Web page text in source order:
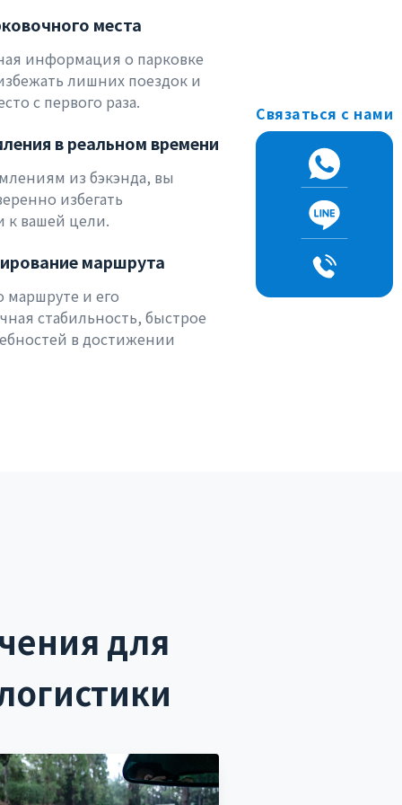
места
информация о парковке
лишних поездок и
с первого раза.
в реальном времени
из бэкэнда, вы
избегать
к вашей цели.
маршрута
и его
стабильность, быстрое
в достижении
для
Связаться с нами